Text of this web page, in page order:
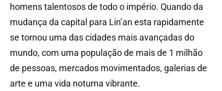
homens talentosos de todo o império. Quando da
mudança da capital para Lin’an esta rapidamente
se tornou uma das cidades mais avançadas do
mundo, com uma população de mais de 1 milhão
de pessoas, mercados movimentados, galerias de
arte e uma vida noturna vibrante.